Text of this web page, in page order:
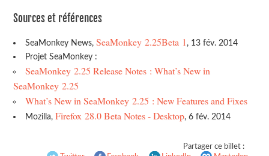
Sources et références
SeaMonkey News, SeaMonkey 2.25Beta 1 , 13 fév. 2014
Projet SeaMonkey :
SeaMonkey 2.25 Release Notes : What’s New in
SeaMonkey 2.25
What’s New in SeaMonkey 2.25 : New Features and Fixes
Mozilla, Firefox 28.0 Beta Notes - Desktop, 6 fév. 2014
Partager ce billet :